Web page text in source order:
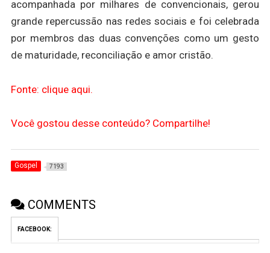
acompanhada por milhares de convencionais, gerou
grande repercussão nas redes sociais e foi celebrada
por membros das duas convenções como um gesto
de maturidade, reconciliação e amor cristão.
Fonte: clique aqui.
Você gostou desse conteúdo? Compartilhe!
Gospel 7193
COMMENTS
FACEBOOK: